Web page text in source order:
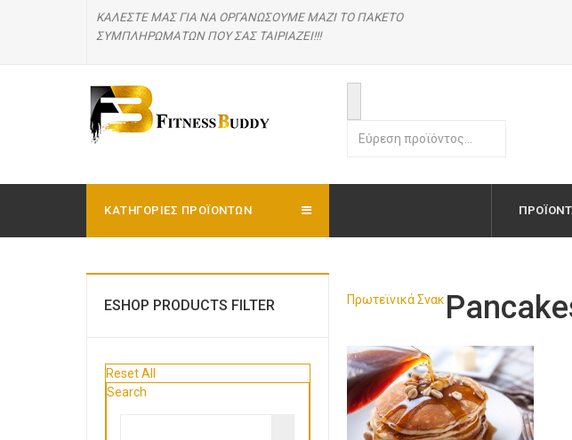
ΚΑΛΕΣΤΕ ΜΑΣΓΙΑ ΝΑ ΟΡΓΑΝΩΣΟΥΜΕ ΜΑΖΙ ΤΟ ΠΑΚΕΤΟ
ΣΥΜΠΛΗΡΩΜΑΤΩΝ ΠΟΥ ΣΑΣ ΤΑΙΡΙΑΖΕΙ!!!
ΚΑΤΗΓΟΡΊΕΣ ΠΡΟΪΟΝΤΩΝ
Πρωτεϊνικά Σνακ
ESHOP PRODUCTS FILTER
Reset All
Search